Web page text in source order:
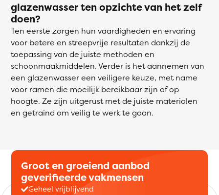
glazenwasser ten opzichte van het zelf
doen?
Ten eerste zorgen hun vaardigheden en ervaring
voor betere en streepvrije resultaten dankzij de
toepassing van de juiste methoden en
schoonmaakmiddelen. Verder is het aannemen van
een glazenwasser een veiligere keuze, met name
voor ramen die moeilijk bereikbaar zijn of op
hoogte. Ze zijn uitgerust met de juiste materialen
en getraind om veilig te werk te gaan.
Groot en groeiend aanbod
geverifieerde vakmensen
Geheel vrijblijvend